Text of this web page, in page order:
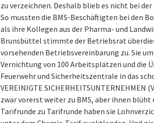
zu verzeichnen. Deshalb blieb es nicht bei
So mussten die BMS-Beschäftigten bei den
als ihre Kollegen aus der Pharma- und
Brunsbüttel stimmte der Betriebsrat
vorsehenden Betriebsvereinbarung zu. Sie
Vernichtung von 100 Arbeitsplätzen und die
Feuerwehr und Sicherheitszentrale in das
VEREINIGTE SICHERHEITSUNTERNEHMEN
zwar vorerst weiter zu BMS, aber ihnen blüht
Tarifrunde zu Tarifrunde haben sie